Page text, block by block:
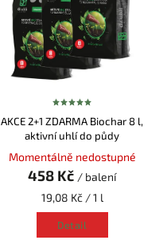
AKCE 2+1 ZDARMA Biochar 8 l,
aktivní uhlí do půdy
Momentálně nedostupné
458 Kč / balení
19,08 Kč / 1 l
Detail